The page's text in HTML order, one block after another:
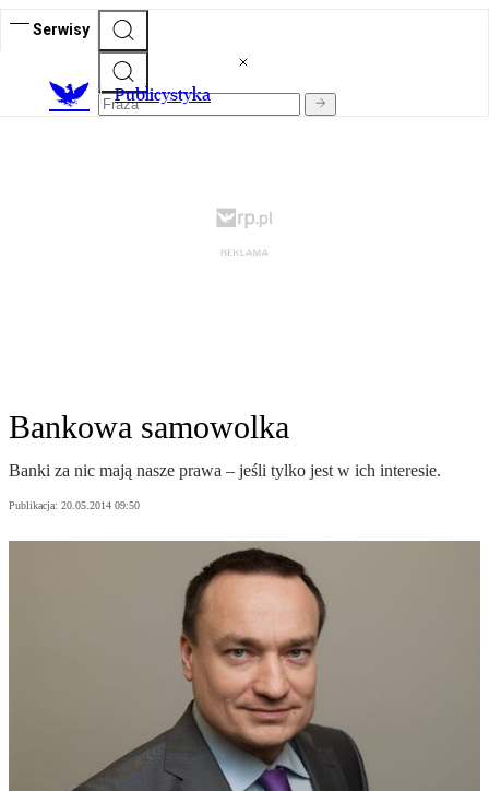
Serwisy
Publicystyka
Bankowa samowolka
Banki za nic mają nasze prawa – jeśli tylko jest w ich interesie.
Publikacja: 20.05.2014 09:50